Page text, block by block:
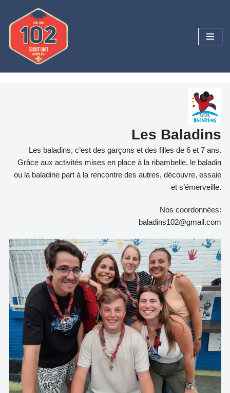
Skip
content
Les Baladins
Les baladins, c’est des garçons et des filles de 6 et 7 ans.
Grâce aux activités mises en place à la ribambelle, le baladin
ou la baladine part à la rencontre des autres, découvre, essaie
et s’émerveille.
Nos coordonnées:
baladins102@gmail.com